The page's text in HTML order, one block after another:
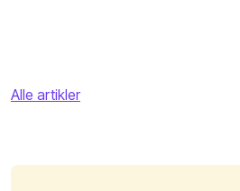
Alle artikler